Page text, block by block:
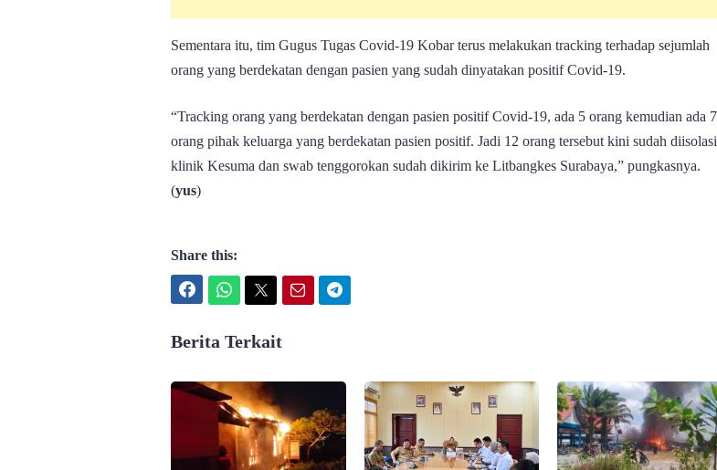
Sementara itu, tim Gugus Tugas Covid-19 Kobar terus melakukan tracking terhadap sejumlah
orang yang berdekatan dengan pasien yang sudah dinyatakan positif Covid-19.
“Tracking orang yang berdekatan dengan pasien positif Covid-19, ada 5 orang kemudian ada 7
orang pihak keluarga yang berdekatan pasien positif. Jadi 12 orang tersebut kini sudah
klinik Kesuma dan swab tenggorokan sudah dikirim ke Litbangkes Surabaya,” pungkasnya.
(yus)
Share this:
Berita Terkait